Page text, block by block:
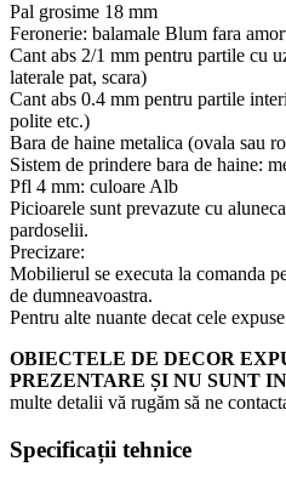
Pal grosime 18 mm
Feronerie: balamale Blum fara
Cant abs 2/1 mm pentru partile cu
laterale pat, scara)
Cant abs 0.4 mm pentru partile
polite etc.)
Bara de haine metalica (ovala sau
Sistem de prindere bara de haine:
Pfl 4 mm: culoare Alb
Picioarele sunt prevazute cu
pardoselii.
Precizare:
Mobilierul se executa la comanda
de dumneavoastra.
Pentru alte nuante decat cele
OBIECTELE DE DECOR
PREZENTARE ȘI NU SUNT
multe detalii vă rugăm să ne
Specificații tehnice